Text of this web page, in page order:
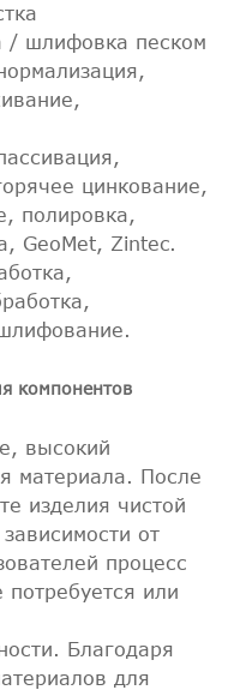
/ шлифовка песком
цинкование,
полировка,
GeoMet, Zintec.
компонентов
высокий
материала. После
изделия чистой
от
процесс
потребуется или
Благодаря
для